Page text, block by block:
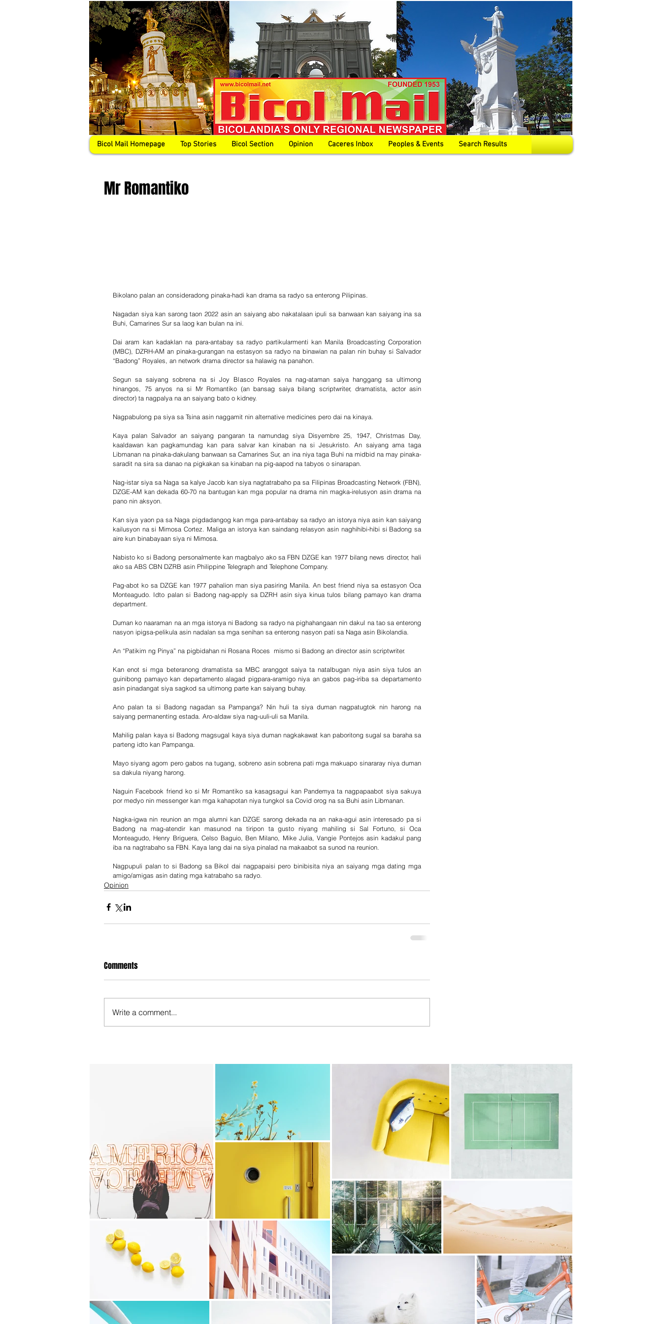
Bicol Mail Homepage Top Stories Bicol Section Opinion Caceres Inbox Peoples & Events Search Results
Mr Romantiko
Bikolano palan an consideradong pinaka-hadi kan drama sa radyo sa enterong Pilipinas.
Nagadan siya kan sarong taon 2022 asin an saiyang abo nakatalaan ipuli sa banwaan kan saiyang ina sa
Buhi, Camarines Sur sa laog kan bulan na ini.
Dai aram kan kadaklan na para-antabay sa radyo partikularmenti kan Manila Broadcasting Corporation
(MBC), DZRH-AM an pinaka-gurangan na estasyon sa radyo na binawian na palan nin buhay si Salvador
“Badong” Royales, an network drama director sa halawig na panahon.
Segun sa saiyang sobrena na si Joy Blasco Royales na nag-ataman saiya hanggang sa ultimong
hinangos, 75 anyos na si Mr Romantiko (an bansag saiya bilang scriptwriter, dramatista, actor asin
director) ta nagpalya na an saiyang bato o kidney.
Nagpabulong pa siya sa Tsina asin naggamit nin alternative medicines pero dai na kinaya.
Kaya palan Salvador an saiyang pangaran ta namundag siya Disyembre 25, 1947, Christmas Day,
kaaldawan kan pagkamundag kan para salvar kan kinaban na si Jesukristo. An saiyang ama taga
Libmanan na pinaka-dakulang banwaan sa Camarines Sur, an ina niya taga Buhi na midbid na may pinaka-
saradit na sira sa danao na pigkakan sa kinaban na pig-aapod na tabyos o sinarapan.
Nag-istar siya sa Naga sa kalye Jacob kan siya nagtatrabaho pa sa Filipinas Broadcasting Network (FBN),
DZGE-AM kan dekada 60-70 na bantugan kan mga popular na drama nin magka-irelusyon asin drama na
pano nin aksyon.
Kan siya yaon pa sa Naga pigdadangog kan mga para-antabay sa radyo an istorya niya asin kan saiyang
kailusyon na si Mimosa Cortez. Maliga an istorya kan saindang relasyon asin naghihibi-hibi si Badong sa
aire kun binabayaan siya ni Mimosa.
Nabisto ko si Badong personalmente kan magbalyo ako sa FBN DZGE kan 1977 bilang news director, hali
ako sa ABS CBN DZRB asin Philippine Telegraph and Telephone Company.
Pag-abot ko sa DZGE kan 1977 pahalion man siya pasiring Manila. An best friend niya sa estasyon Oca
Monteagudo. Idto palan si Badong nag-apply sa DZRH asin siya kinua tulos bilang pamayo kan drama
department.
Duman ko naaraman na an mga istorya ni Badong sa radyo na pighahangaan nin dakul na tao sa enterong
nasyon ipigsa-pelikula asin nadalan sa mga senihan sa enterong nasyon pati sa Naga asin Bikolandia.
An “Patikim ng Pinya” na pigbidahan ni Rosana Roces  mismo si Badong an director asin scriptwriter.
Kan enot si mga beteranong dramatista sa MBC aranggot saiya ta natalbugan niya asin siya tulos an
guinibong pamayo kan departamento alagad pigpara-aramigo niya an gabos pag-iriba sa departamento
asin pinadangat siya sagkod sa ultimong parte kan saiyang buhay.
Ano palan ta si Badong nagadan sa Pampanga? Nin huli ta siya duman nagpatugtok nin harong na
saiyang permanenting estada. Aro-aldaw siya nag-uuli-uli sa Manila.
Mahilig palan kaya si Badong magsugal kaya siya duman nagkakawat kan paboritong sugal sa baraha sa
parteng idto kan Pampanga.
Mayo siyang agom pero gabos na tugang, sobreno asin sobrena pati mga makuapo sinararay niya duman
sa dakula niyang harong.
Naguin Facebook friend ko si Mr Romantiko sa kasagsagui kan Pandemya ta nagpapaabot siya sakuya
por medyo nin messenger kan mga kahapotan niya tungkol sa Covid orog na sa Buhi asin Libmanan.
Nagka-igwa nin reunion an mga alumni kan DZGE sarong dekada na an naka-agui asin interesado pa si
Badong na mag-atendir kan masunod na tiripon ta gusto niyang mahiling si Sal Fortuno, si Oca
Monteagudo, Henry Briguera, Celso Baguio, Ben Milano, Mike Julia, Vangie Pontejos asin kadakul pang
iba na nagtrabaho sa FBN. Kaya lang dai na siya pinalad na makaabot sa sunod na reunion.
Nagpupuli palan to si Badong sa Bikol dai nagpapaisi pero binibisita niya an saiyang mga dating mga
amigo/amigas asin dating mga katrabaho sa radyo.
Opinion
Comments
Write a comment...